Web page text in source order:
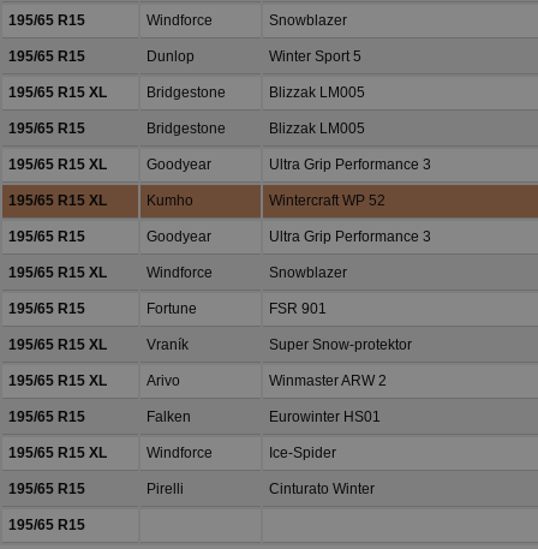
195/65 R15 Windforce Snowblazer
195/65 R15 Dunlop Winter Sport 5
195/65 R15 XL Bridgestone Blizzak LM005
195/65 R15 Bridgestone Blizzak LM005
195/65 R15 XL Goodyear Ultra Grip Performance 3
195/65 R15 XL Kumho Wintercraft WP 52
195/65 R15 Goodyear Ultra Grip Performance 3
195/65 R15 XL Windforce Snowblazer
195/65 R15 Fortune FSR 901
195/65 R15 XL Vraník Super Snow-protektor
195/65 R15 XL Arivo Winmaster ARW 2
195/65 R15 Falken Eurowinter HS01
195/65 R15 XL Windforce Ice-Spider
195/65 R15 Pirelli Cinturato Winter
195/65 R15